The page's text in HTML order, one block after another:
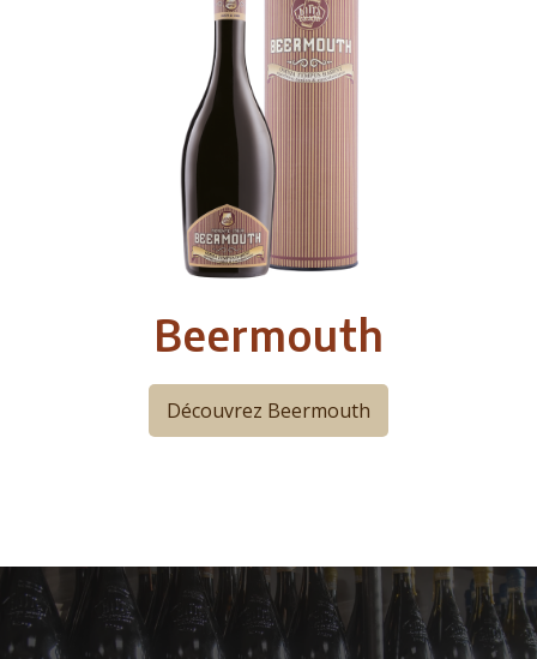
Beermouth
Découvrez Beermouth